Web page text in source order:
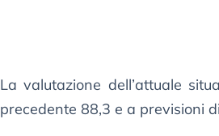
La valutazione dell’attuale
precedente 88,3 e a previsioni